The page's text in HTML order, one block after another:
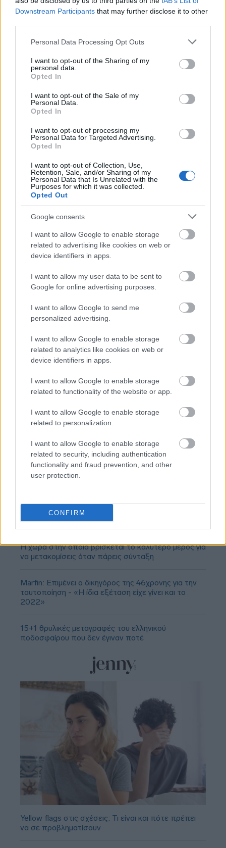
Downstream Participants that may further disclose it to other
Please note that this website/app uses one or more Google
not limited to your visit or usage behaviour. You may click to
grant or deny consent to Google and its third-party tags to
use your data for below specified purposes in below Google
consent section.
Personal Data Processing Opt Outs
I want to opt-out of the Sharing of my
personal data.
Opted In
I want to opt-out of the Sale of my
Personal Data.
Opted In
I want to opt-out of processing my
Personal Data for Targeted Advertising.
Opted In
I want to opt-out of Collection, Use,
Retention, Sale, and/or Sharing of my
Personal Data that Is Unrelated with the
Purposes for which it was collected.
Opted Out
Google consents
I want to allow Google to enable storage
related to advertising like cookies on web or
device identifiers in apps.
I want to allow my user data to be sent to
Google for online advertising purposes.
I want to allow Google to send me
personalized advertising.
I want to allow Google to enable storage
related to analytics like cookies on web or
device identifiers in apps.
I want to allow Google to enable storage
related to functionality of the website or app.
I want to allow Google to enable storage
related to personalization.
I want to allow Google to enable storage
related to security, including authentication
functionality and fraud prevention, and other
user protection.
CONFIRM
TAGS: Ευρωκοινοβούλιο
BEST OF
«Πέθανε ο πατέρας του Μέσι»: Αναμένεται η
Παναθηναϊκός: Αποθέωση από τους Ισπανούς για
Μαρινάκης σε Μονκάδα, «πέντε μεταγραφές
έτοιμων παικτών στον Ολυμπιακό, άμεσα!»
Η χώρα στην οποία βρίσκεται το καλύτερο μέρος για
να μετακομίσεις όταν πάρεις σύνταξη
Marfin: Επιμένει ο δικηγόρος της 46χρονης για την
ταυτοποίηση - «Η ίδια εξέταση είχε γίνει και το
2022»
15+1 θρυλικές μεταγραφές του ελληνικού
ποδοσφαίρου που δεν έγιναν ποτέ
Yellow flags στις σχέσεις: Τι είναι και πότε πρέπει
να σε προβληματίσουν